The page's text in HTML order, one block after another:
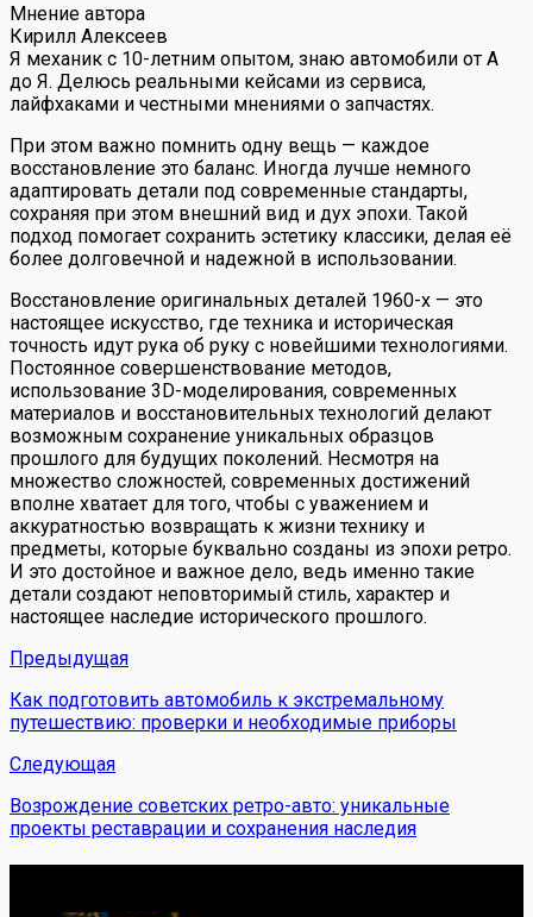
Мнение автора
Кирилл Алексеев
Я механик с 10-летним опытом, знаю автомобили от А
до Я. Делюсь реальными кейсами из сервиса,
лайфхаками и честными мнениями о запчастях.
При этом важно помнить одну вещь — каждое
восстановление это баланс. Иногда лучше немного
адаптировать детали под современные стандарты,
сохраняя при этом внешний вид и дух эпохи. Такой
подход помогает сохранить эстетику классики, делая её
более долговечной и надежной в использовании.
Восстановление оригинальных деталей 1960-х — это
настоящее искусство, где техника и историческая
точность идут рука об руку с новейшими технологиями.
Постоянное совершенствование методов,
использование 3D-моделирования, современных
материалов и восстановительных технологий делают
возможным сохранение уникальных образцов
прошлого для будущих поколений. Несмотря на
множество сложностей, современных достижений
вполне хватает для того, чтобы с уважением и
аккуратностью возвращать к жизни технику и
предметы, которые буквально созданы из эпохи ретро.
И это достойное и важное дело, ведь именно такие
детали создают неповторимый стиль, характер и
настоящее наследие исторического прошлого.
Предыдущая
Как подготовить автомобиль к экстремальному
путешествию: проверки и необходимые приборы
Следующая
Возрождение советских ретро-авто: уникальные
проекты реставрации и сохранения наследия